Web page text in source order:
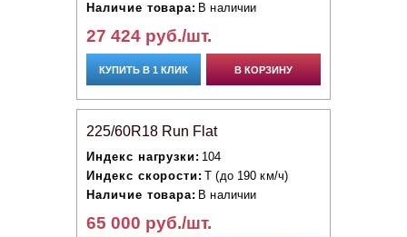
Наличие товара: В наличии
27 424 руб./шт.
КУПИТЬ В 1 КЛИК В КОРЗИНУ
225/60R18 Run Flat
Индекс нагрузки: 104
Индекс скорости: T (до 190 км/ч)
Наличие товара: В наличии
65 000 руб./шт.